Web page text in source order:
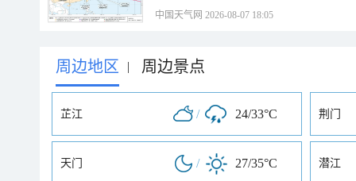
中国天气网 2026-08-07 18:05
周边地区 | 周边景点
芷江 / 24/33°C 荆门
天门 / 27/35°C 潜江